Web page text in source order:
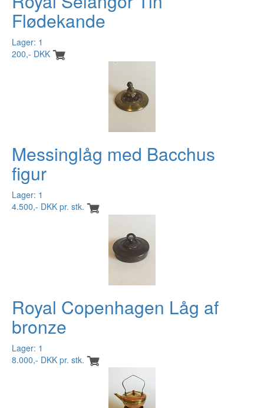
Flødekande
Lager: 1
200,- DKK
Messinglåg med Bacchus
figur
Lager: 1
4.500,- DKK pr. stk.
Royal Copenhagen Låg af
bronze
Lager: 1
8.000,- DKK pr. stk.